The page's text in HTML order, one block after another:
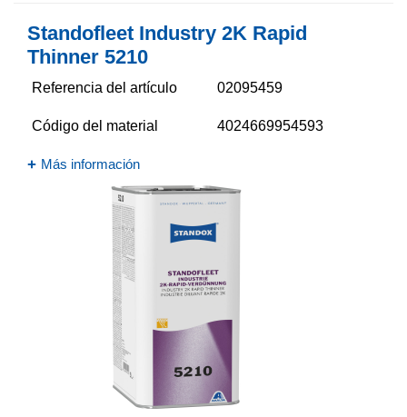
Standofleet Industry 2K Rapid
Thinner 5210​
Referencia del artículo 02095459
Código del material 4024669954593
Más información